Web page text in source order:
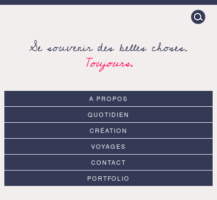
Search
for:
Se souvenir des belles choses.
Toujours.
A PROPOS
QUOTIDIEN
CRÉATION
VOYAGES
CONTACT
PORTFOLIO